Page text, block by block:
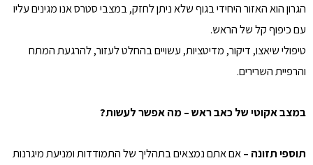
הגרון הוא האזור היחידי בגוף שלא ניתן לחזק, במצבי סטרס אנו מגינים עליו
עם כיפוף קל של הראש.
טיפולי שיאצו, דיקור, מדיטציות, עשויים בהחלט לעזור, להרגעת המתח
והרפיית השרירים.
במצב אקוטי של כאב ראש – מה אפשר לעשות?
תוספי תזונה –אם אתם נמצאים בתהליך של התמודדות ומניעת מיגרנות